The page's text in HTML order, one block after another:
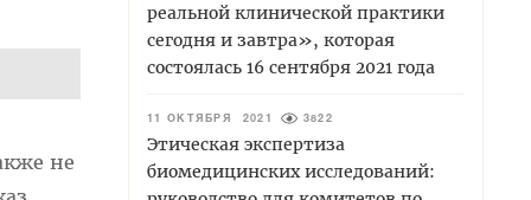
не
реальной клинической практики
сегодня и завтра», которая
состоялась 16 сентября 2021 года
11 ОКТЯБРЯ 2021 3822
Этическая экспертиза
биомедицинских исследований: